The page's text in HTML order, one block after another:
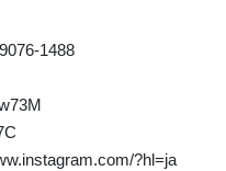
1488
?hl=ja